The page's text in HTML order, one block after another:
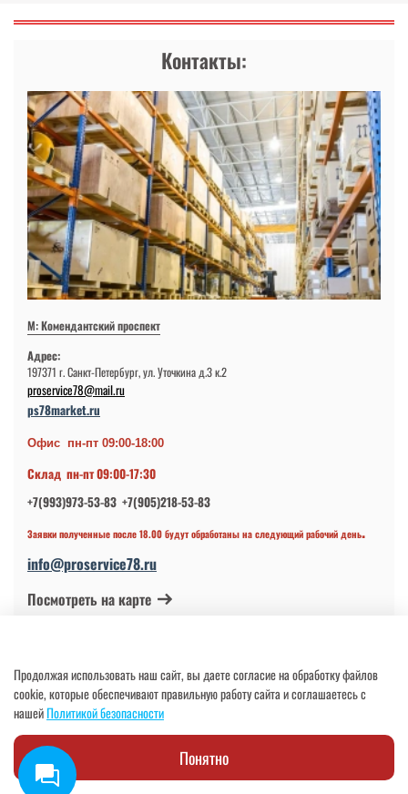
Контакты:
М: Комендантский проспект
Адрес:
197371 г. Санкт-Петербург, ул. Уточкина д.3 к.2
proservice78@mail.ru
ps78market.ru
Офис пн-пт 09:00-18:00
Склад пн-пт 09:00-17:30
+7(993)973-53-83 +7(905)218-53-83
Заявки полученные после 18.00 будут обработаны на следующий рабочий день.
info@proservice78.ru
Посмотреть на карте
ОГРНИП 317784700113997 от 17.04.2017
Продолжая использовать наш сайт, вы даете согласие на обработку файлов
cookie, которые обеспечивают правильную работу сайта и соглашаетесь с
нашейПолитикой безопасности
Понятно